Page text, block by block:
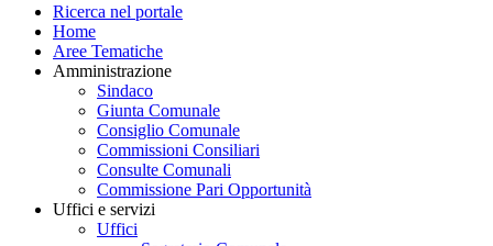
Ricerca nel portale
Home
Aree Tematiche
Amministrazione
Sindaco
Giunta Comunale
Consiglio Comunale
Commissioni Consiliari
Consulte Comunali
Commissione Pari Opportunità
Uffici e servizi
Uffici